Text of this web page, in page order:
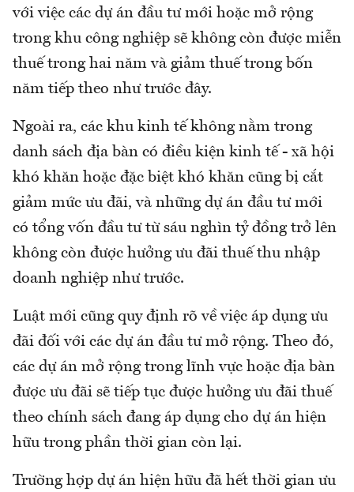
với việc các dự án đầu tư mới hoặc mở rộng
trong khu công nghiệp sẽ không còn được miễn
thuế trong hai năm và giảm thuế trong bốn
năm tiếp theo như trước đây.
Ngoài ra, các khu kinh tế không nằm trong
danh sách địa bàn có điều kiện kinh tế - xã hội
khó khăn hoặc đặc biệt khó khăn cũng bị cắt
giảm mức ưu đãi, và những dự án đầu tư mới
có tổng vốn đầu tư từ sáu nghìn tỷ đồng trở lên
không còn được hưởng ưu đãi thuế thu nhập
doanh nghiệp như trước.
Luật mới cũng quy định rõ về việc áp dụng ưu
đãi đối với các dự án đầu tư mở rộng. Theo đó,
các dự án mở rộng trong lĩnh vực hoặc địa bàn
được ưu đãi sẽ tiếp tục được hưởng ưu đãi thuế
theo chính sách đang áp dụng cho dự án hiện
hữu trong phần thời gian còn lại.
Trường hợp dự án hiện hữu đã hết thời gian ưu